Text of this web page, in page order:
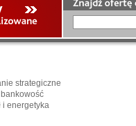
strategiczne
i energetyka